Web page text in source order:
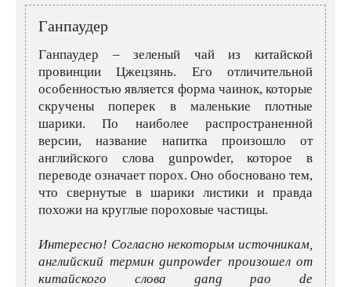
Итальянские вина
Французские вина
Испанские вина
Граппа
Водка
Саке
Пиво
Ганпаудер
Ганпаудер – зеленый чай из китайской
провинции Цжецзянь. Его отличительной
особенностью является форма чаинок, которые
скручены поперек в маленькие плотные
шарики. По наиболее распространенной
версии, название напитка произошло от
английского слова gunpowder, которое в
переводе означает порох. Оно обосновано тем,
что свернутые в шарики листики и правда
похожи на круглые пороховые частицы.
Интересно! Согласно некоторым источникам,
английский термин gunpowder произошел от
китайского слова gang pao de